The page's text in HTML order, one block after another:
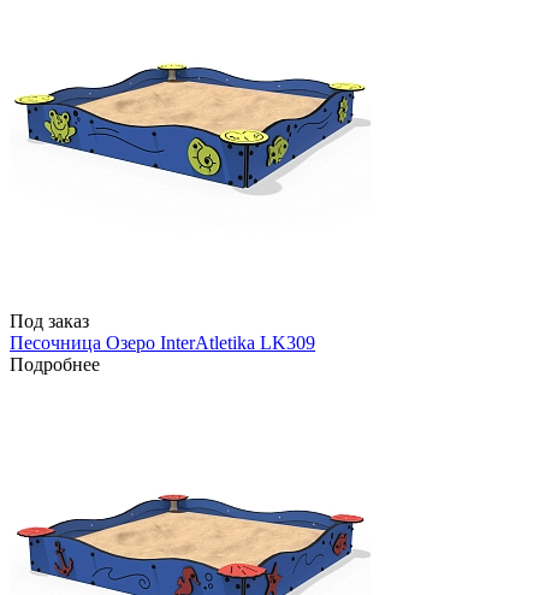
Под заказ
Песочница Озеро InterAtletika LK309
Подробнее